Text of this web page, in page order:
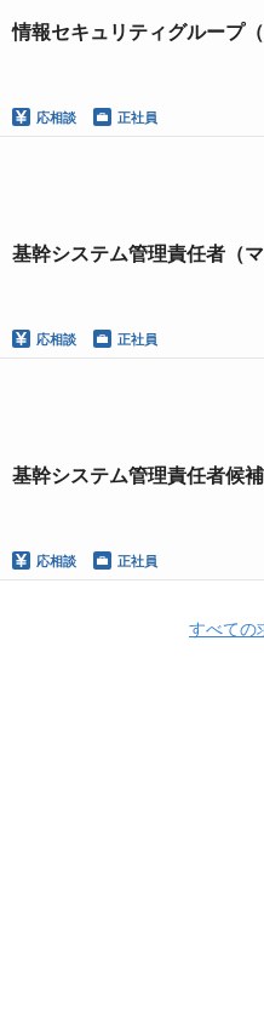
情報セキュリティグループ（
応相談 正社員
基幹システム管理責任者（
応相談 正社員
基幹システム管理責任者候補
応相談 正社員
すべての